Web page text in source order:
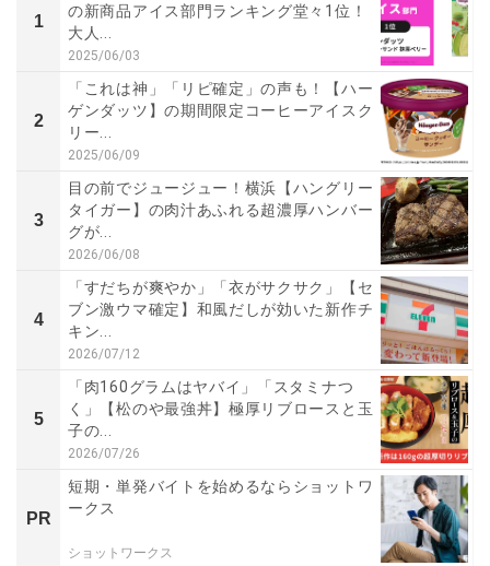
1
の新商品アイス部門ランキング堂々1位！
大人...
2025/06/03
2
「これは神」「リピ確定」の声も！【ハー
ゲンダッツ】の期間限定コーヒーアイスク
リー...
2025/06/09
3
目の前でジュージュー！横浜【ハングリー
タイガー】の肉汁あふれる超濃厚ハンバー
グが...
2026/06/08
4
「すだちが爽やか」「衣がサクサク」【セ
ブン激ウマ確定】和風だしが効いた新作チ
キン...
2026/07/12
5
「肉160グラムはヤバイ」「スタミナつ
く」【松のや最強丼】極厚リブロースと玉
子の...
2026/07/26
PR
短期・単発バイトを始めるならショットワ
ークス
ショットワークス